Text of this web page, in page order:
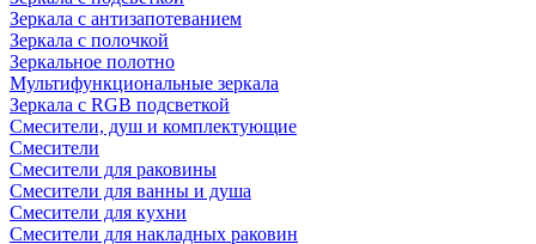
Зеркала с антизапотеванием
Зеркала с полочкой
Зеркальное полотно
Мультифункциональные зеркала
Зеркала c RGB подсветкой
Смесители, душ и комплектующие
Смесители
Смесители для раковины
Смесители для ванны и душа
Смесители для кухни
Смесители для накладных раковин